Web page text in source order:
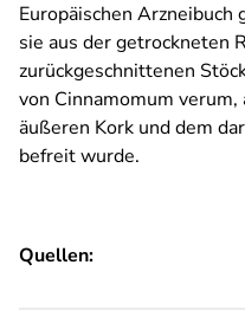
Europäischen
sie aus der getrockneten
zurückgeschnittenen
von Cinnamomum
äußeren Kork und dem
befreit wurde.
Quellen: